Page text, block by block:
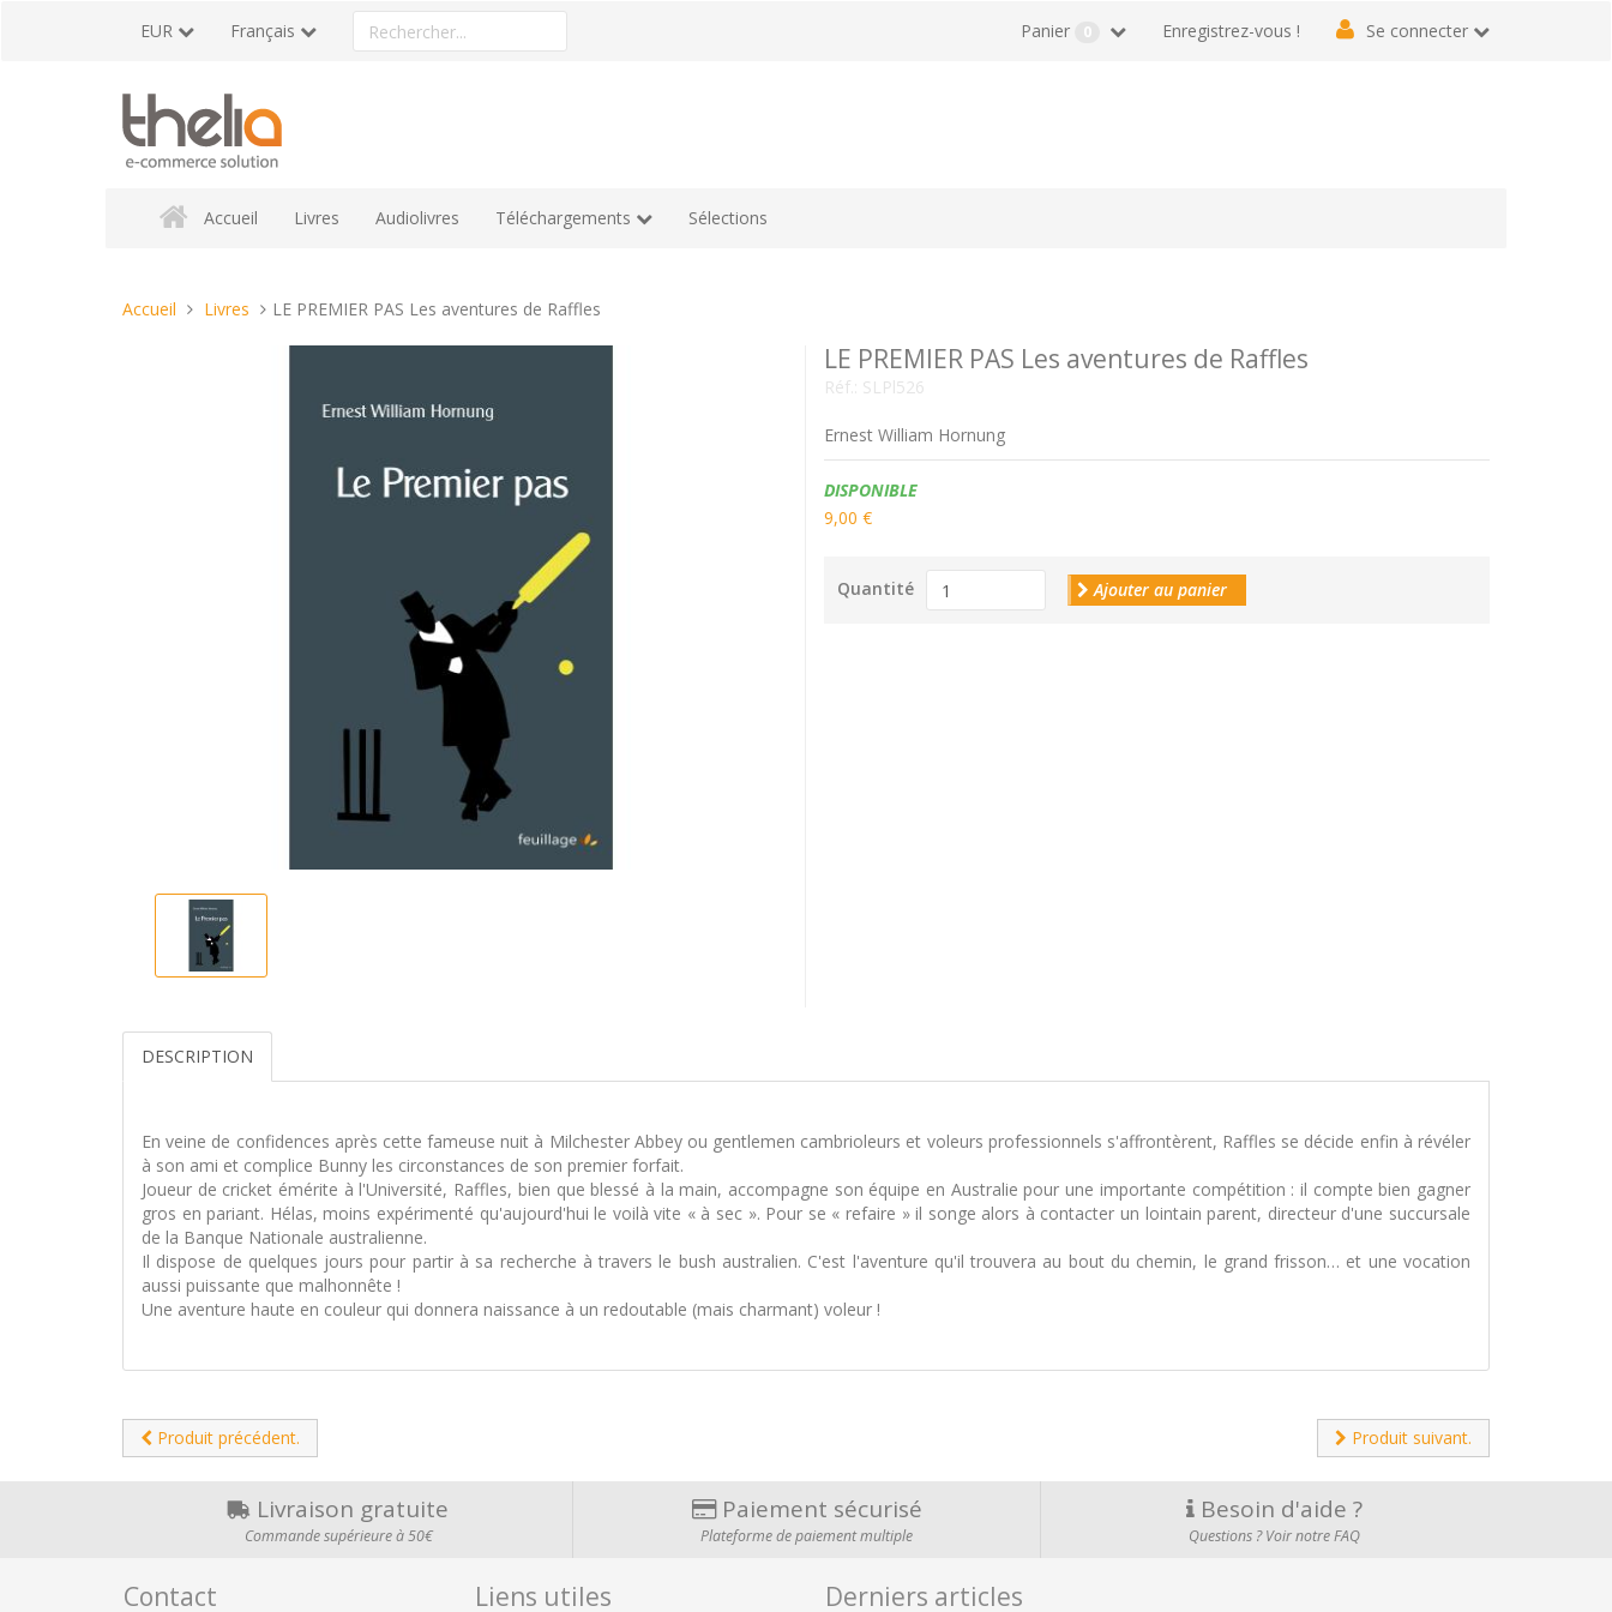
EUR Français
Rechercher
un
Enregistrez-vous ! Se connecter
Panier 0
Accueil Livres Audiolivres Téléchargements Sélections
Vous
Accueil Livres LE PREMIER PAS Les aventures de Raffles
LE PREMIER PAS Les aventures de Raffles
Réf.: SLPl526
Ernest William Hornung
Disponibilité:
DISPONIBLE
9,00 €
Quantité Ajouter au panier
DESCRIPTION
En veine de confidences après cette fameuse nuit à Milchester Abbey ou gentlemen cambrioleurs et voleurs professionnels s'affrontèrent, Raffles se décide enfin à révéler
à son ami et complice Bunny les circonstances de son premier forfait.
Joueur de cricket émérite à l'Université, Raffles, bien que blessé à la main, accompagne son équipe en Australie pour une importante compétition : il compte bien gagner
gros en pariant. Hélas, moins expérimenté qu'aujourd'hui le voilà vite « à sec ». Pour se « refaire » il songe alors à contacter un lointain parent, directeur d'une succursale
de la Banque Nationale australienne.
Il dispose de quelques jours pour partir à sa recherche à travers le bush australien. C'est l'aventure qu'il trouvera au bout du chemin, le grand frisson… et une vocation
aussi puissante que malhonnête !
Une aventure haute en couleur qui donnera naissance à un redoutable (mais charmant) voleur !
Produit précédent. Produit suivant.
Livraison gratuite
Commande supérieure à 50€
Paiement sécurisé
Plateforme de paiement multiple
Besoin d'aide ?
Questions ? Voir notre FAQ
Contact Liens utiles Derniers articles